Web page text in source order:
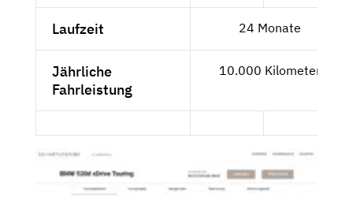
Laufzeit 24 Monate
Jährliche
Fahrleistung
10.000 Kilometer